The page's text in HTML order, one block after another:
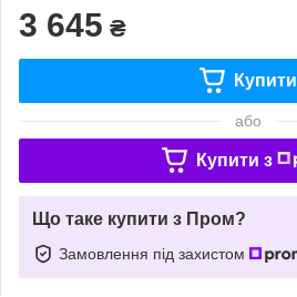
3 645 ₴
Купити
або
Купити з
Що таке купити з Пром?
Замовлення під захистом